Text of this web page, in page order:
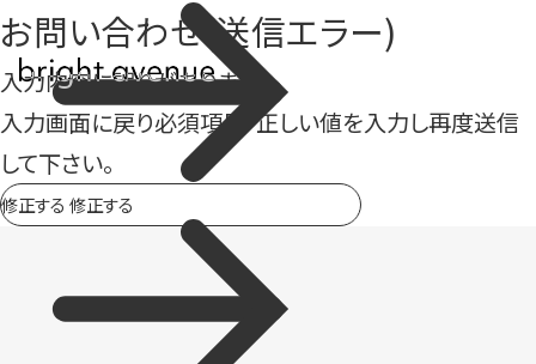
お問い合わせ(送信エラー)
入力内容に誤りがあります。
入力画面に戻り必須項目・正しい値を入力し再度送信
して下さい。
修正する 修正する